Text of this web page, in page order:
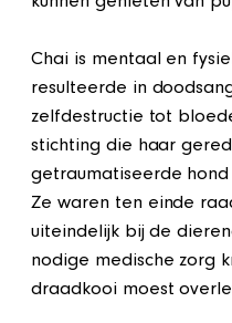
Chai is mentaal en
resulteerde in
zelfdestructie tot
stichting die haar
getraumatiseerde
Ze waren ten einde
uiteindelijk bij de
nodige medische zorg
draadkooi moest